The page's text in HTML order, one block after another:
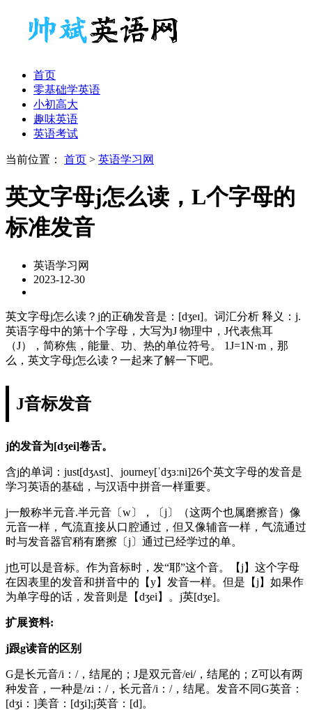
首页
零基础学英语
小初高大
趣味英语
英语考试
当前位置： 首页 > 英语学习网
英文字母j怎么读，L个字母的
标准发音
英语学习网
2023-12-30
英文字母j怎么读？j的正确发音是：[dʒeɪ]。词汇分析 释义：j.
英语字母中的第十个字母，大写为J 物理中，J代表焦耳
（J），简称焦，能量、功、热的单位符号。 1J=1N·m，那
么，英文字母j怎么读？一起来了解一下吧。
J音标发音
j的发音为[dʒei]卷舌。
含j的单词：just[dʒʌst]、journey[ˈdʒɜːni]26个英文字母的发音是
学习英语的基础，与汉语中拼音一样重要。
j一般称半元音.半元音〔w〕，〔j〕（这两个也属磨擦音）像
元音一样，气流直接从口腔通过，但又像辅音一样，气流通过
时与发音器官稍有磨擦〔j〕通过已经学过的单。
j也可以是音标。作为音标时，发“耶”这个音。【j】这个字母
在因表里的发音和拼音中的【y】发音一样。但是【j】如果作
为单字母的话，发音则是【dʒei】。j英[dʒe]。
扩展资料:
j跟g读音的区别
G是长元音/i：/，结尾的；J是双元音/ei/，结尾的；Z可以有两
种发音，一种是/zi：/，长元音/i：/，结尾。发音不同G英音：
[dʒi：]美音：[dʒi];j英音：[d]。